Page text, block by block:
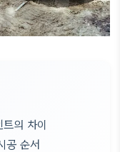
의 차이
공 순서